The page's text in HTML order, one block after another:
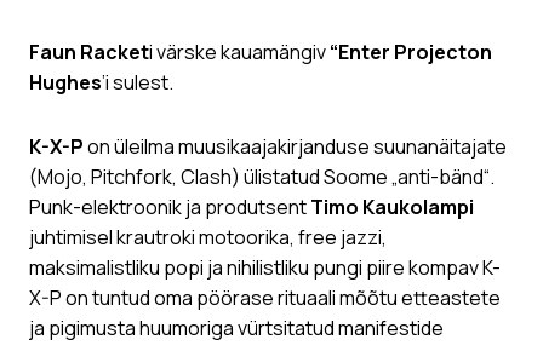
Faun Racketi värske kauamängiv“Enter Projecton
Hughes’i sulest.
K-X-Pon üleilma muusikaajakirjanduse suunanäitajate
(Mojo, Pitchfork, Clash) ülistatud Soome „anti-bänd“.
Punk-elektroonik ja produtsentTimo Kaukolampi
juhtimisel krautroki motoorika, free jazzi,
maksimalistliku popi ja nihilistliku pungi piire kompav K-
X-P on tuntud oma pöörase rituaali mõõtu etteastete
ja pigimusta huumoriga vürtsitatud manifestide